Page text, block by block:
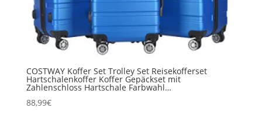
COSTWAY Koffer Set Trolley Set Reisekofferset
Hartschalenkoffer Koffer Gepäckset mit
Zahlenschloss Hartschale Farbwahl…
88,99€